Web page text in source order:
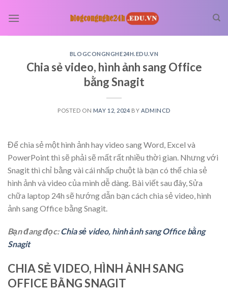
BLOGCONGNGHE24H.EDU.VN
Chia sẻ video, hình ảnh sang Office
bằng Snagit
POSTED ON MAY 12, 2024 BY ADMINCD
Để chia sẻ một hình ảnh hay video sang Word, Excel và
PowerPoint thì sẽ phải sẽ mất rất nhiều thời gian. Nhưng với
Snagit thì chỉ bằng vài cái nhấp chuột là bạn có thể chia sẻ
hình ảnh và video của mình dễ dàng. Bài viết sau đây, Sửa
chữa laptop 24h sẽ hướng dẫn bạn cách chia sẻ video, hình
ảnh sang Office bằng Snagit.
Bạn đang đọc:Chia sẻ video, hình ảnh sang Office bằng
Snagit
CHIA SẺ VIDEO, HÌNH ẢNH SANG
OFFICE BẰNG SNAGIT